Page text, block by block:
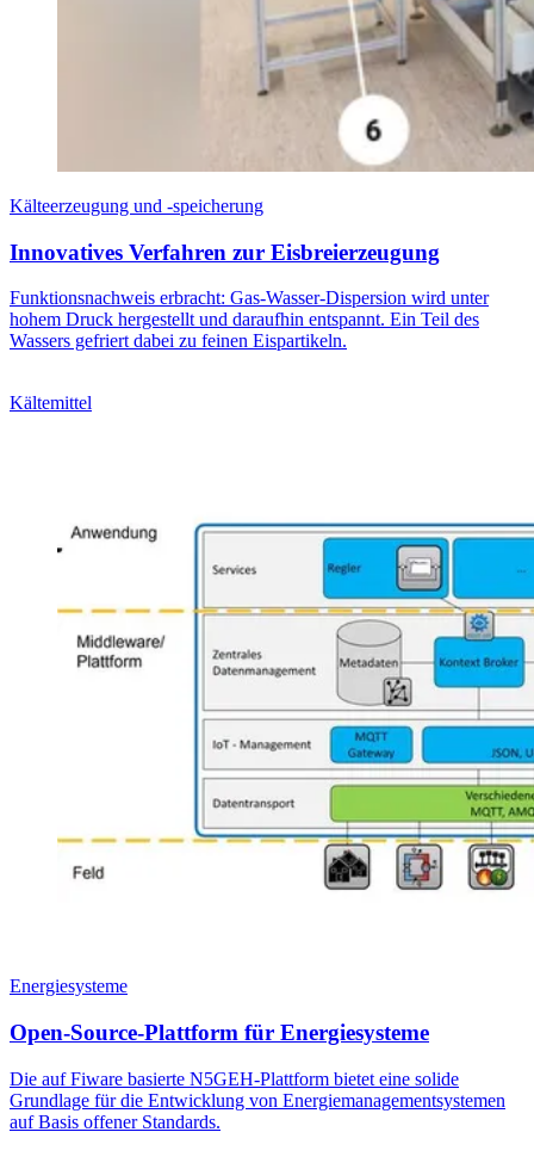
Kälteerzeugung und -speicherung
Innovatives Verfahren zur Eisbreierzeugung
Funktionsnachweis erbracht: Gas-­Wasser-Dispersion wird unter
hohem Druck hergestellt und daraufhin entspannt. Ein Teil des
Wassers gefriert dabei zu feinen Eispartikeln.
Kältemittel
Energiesysteme
Open-Source-Plattform für Energiesysteme
Die auf Fiware basierte N5GEH-Plattform bietet eine solide
Grundlage für die Entwicklung von Energie­managementsystemen
auf Basis offener Standards.